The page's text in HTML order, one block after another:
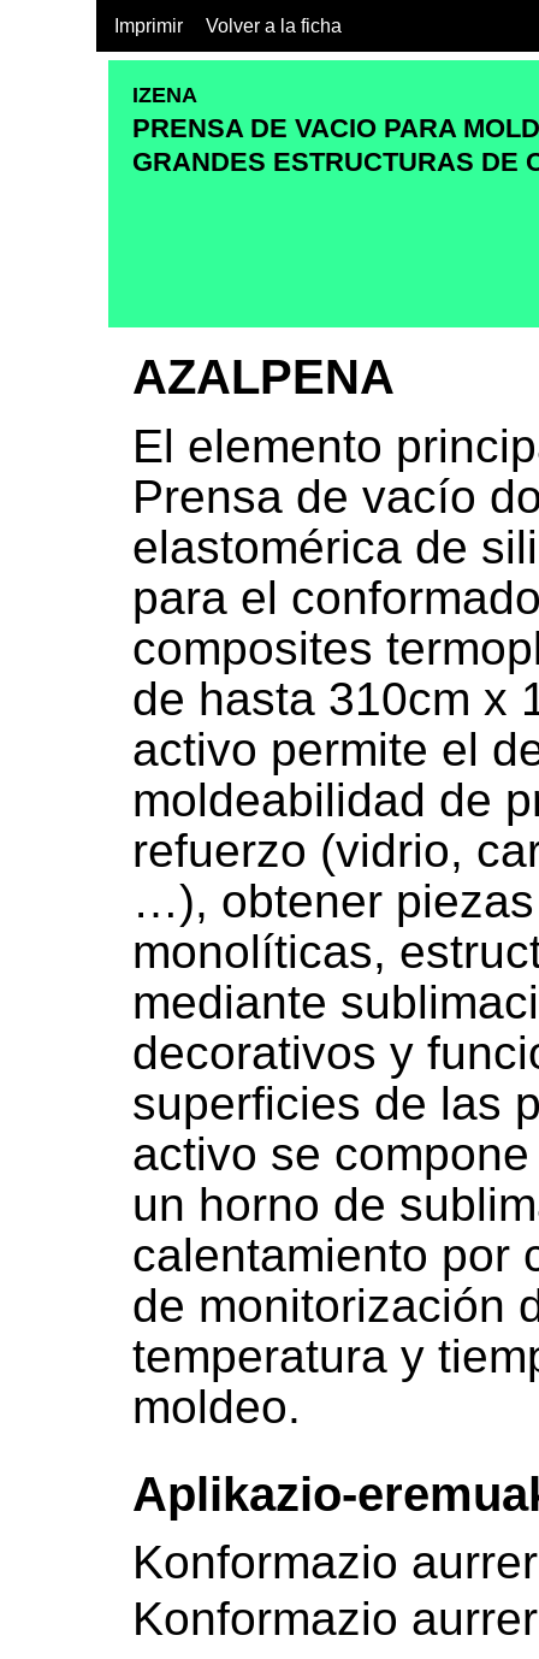
Imprimir Volver a la ficha
IZENA
PRENSA DE VACIO PARA
GRANDES ESTRUCTURAS DE
AZALPENA
El elemento
Prensa de vacío
elastomérica de
para el
composites
de hasta 310cm x
activo permite el
moldeabilidad de
refuerzo (vidrio,
…), obtener
monolíticas,
mediante
decorativos y
superficies de las
activo se
un horno de
calentamiento por
de monitorización
temperatura y
moldeo.
Aplikazio-
Konformazio
Konformazio